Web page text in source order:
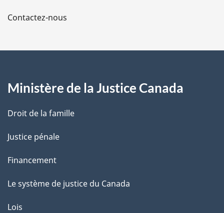
a
e
Contactez-nous
Ministère de la Justice Canada
Droit de la famille
Justice pénale
Financement
Le système de justice du Canada
Lois